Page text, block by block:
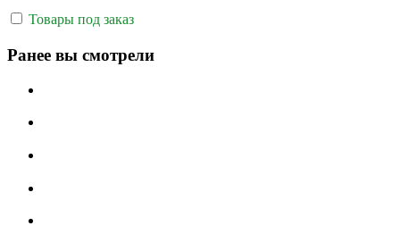
Товары под заказ
Ранее вы смотрели